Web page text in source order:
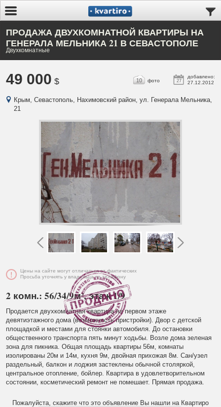
ПРОДАЖА ДВУХКОМНАТНОЙ КВАРТИРЫ НА
ГЕНЕРАЛА МЕЛЬНИКА 21 В СЕВАСТОПОЛЕ
Двухкомнатные
49 000 $ 27
добавлено:
27.12.2012
10 фото
Крым, Севастополь, Нахимовский район, ул. Генерала Мельника,
21
Цены на сайте могут отличаться от фактических
Просьба уточнять у владельца по телефону
2 комн.: 56/34/9м², этаж 1/9
Продается двухкомнатная квартира на первом этаже
девятиэтажного дома (возможность пристройки). Двор с детской
площадкой и местами для стоянки автомобиля. До остановки
общественного транспорта пять минут ходьбы. Возле дома зеленая
зона для пикника. Общая площадь квартиры 56м, комнаты
изолированы 20м и 14м, кухня 9м, двойная прихожая 8м. Сан/узел
раздельный, балкон и лоджия застеклены обычной столяркой,
центральное отопление, бойлер. Квартира в удовлетворительном
состоянии, косметический ремонт не помешает. Прямая продажа.
Пожалуйста, скажите что это объявление Вы нашли на Квартиро